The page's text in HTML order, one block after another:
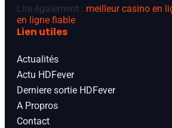
Lire également : meilleur casino en
en ligne fiable
Lien utiles
Actualités
Actu HDFever
Derniere sortie HDFever
A Propros
Contact